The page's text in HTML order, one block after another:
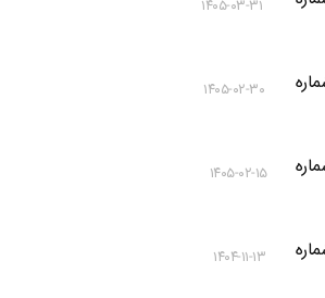
۱۴۰۵-۰۳-۳۱
۱۴۰۵-۰۲-۳۰
۱۴۰۵-۰۲-۱۵
۱۴۰۴-۱۱-۱۳